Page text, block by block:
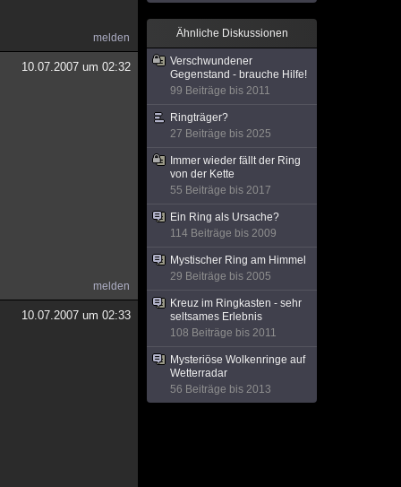
melden
10.07.2007 um 02:32
melden
10.07.2007 um 02:33
Ähnliche Diskussionen
Verschwundener
Gegenstand - brauche Hilfe!
99 Beiträge bis 2011
Ringträger?
27 Beiträge bis 2025
Immer wieder fällt der Ring
von der Kette
55 Beiträge bis 2017
Ein Ring als Ursache?
114 Beiträge bis 2009
Mystischer Ring am Himmel
29 Beiträge bis 2005
Kreuz im Ringkasten - sehr
seltsames Erlebnis
108 Beiträge bis 2011
Mysteriöse Wolkenringe auf
Wetterradar
56 Beiträge bis 2013